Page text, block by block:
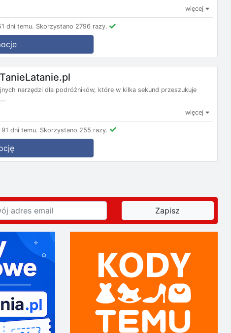
więcej
dni temu. Skorzystano 2796 razy.
narzędzi dla podróżników, które w kilka sekund przeszukuje
więcej
dni temu. Skorzystano 255 razy.